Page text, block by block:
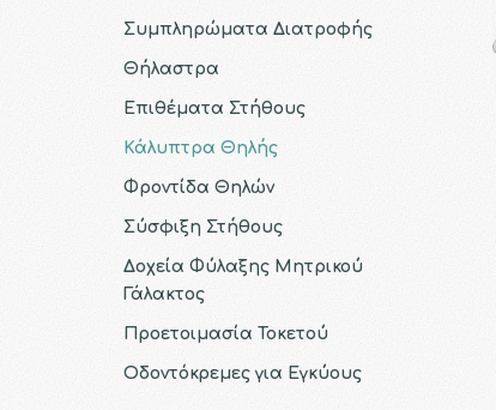
Συμπληρώματα Διατροφής
Θήλαστρα
Επιθέματα Στήθους
Κάλυπτρα Θηλής
Φροντίδα Θηλών
Σύσφιξη Στήθους
Δοχεία Φύλαξης Μητρικού
Γάλακτος
Προετοιμασία Τοκετού
Οδοντόκρεμες για Εγκύους